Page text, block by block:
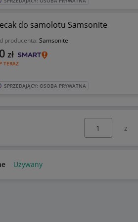
do samolotu Samsonite
producenta: Samsonite
TERAZ
zł
SPRZEDAJĄCY: OSOBA PRYWATNA
Używany